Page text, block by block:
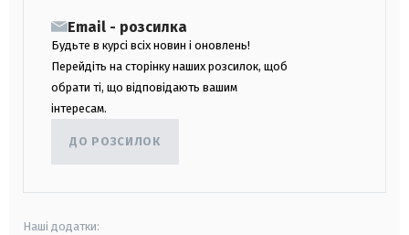
Email - розсилка
Будьте в курсі всіх новин і оновлень!
Перейдіть на сторінку наших розсилок, щоб
обрати ті, що відповідають вашим
інтересам.
ДО РОЗСИЛОК
Наші додатки: